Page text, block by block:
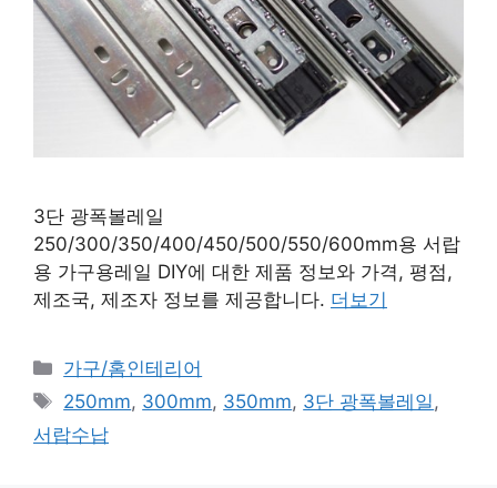
3단 광폭볼레일
250/300/350/400/450/500/550/600mm용 서랍
용 가구용레일 DIY에 대한 제품 정보와 가격, 평점,
제조국, 제조자 정보를 제공합니다. 더보기
카
테
리
가구/홈인테리어
태
그
250mm, 300mm, 350mm, 3단 광폭볼레일 ,
서랍수납